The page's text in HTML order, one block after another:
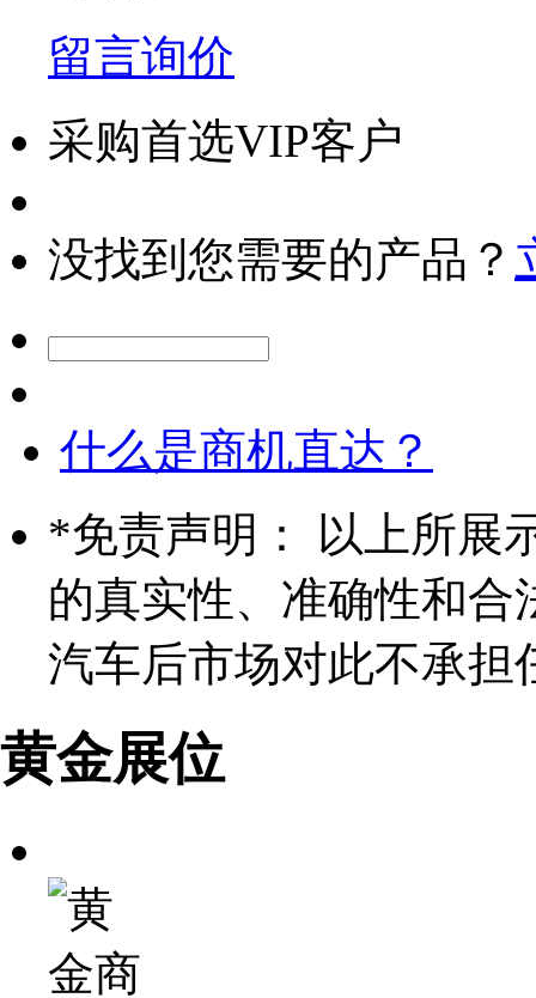
留言询价
采购首选VIP客户
没找到您需要的产品？
什么是商机直达？
*免责声明： 以上所展
的真实性、准确性和合
汽车后市场对此不承担
黄金展位